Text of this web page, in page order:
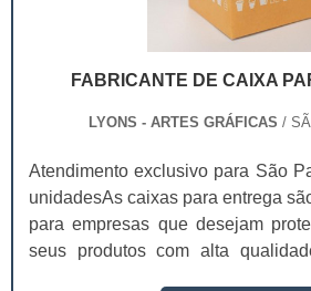
FABRICANTE DE CAIXA
LYONS - ARTES GRÁFICAS /
Atendimento exclusivo para São
unidadesAs caixas para entrega
para empresas que desejam
seus produtos com alta